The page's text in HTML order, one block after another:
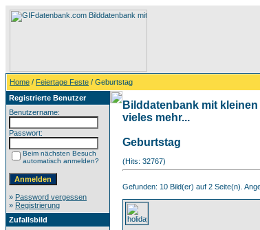
Home / Feiertage Feste / Geburtstag
Registrierte Benutzer
Benutzername:
Passwort:
Beim nächsten Besuch
automatisch anmelden?
» Password vergessen
» Registrierung
Zufallsbild
Bilddatenbank mit
vieles mehr...
Geburtstag
(Hits: 32767)
Gefunden: 10 Bild(er) auf 2 Seite(n).